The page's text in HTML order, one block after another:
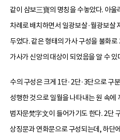
같이 삼보三寶의 명칭을 수놓았다. 아
차례로 배치하면서 일광보살·월광보살
두었다. 같은 형태의 가사 구성을 불화
가사가 신앙의 대상이 되었음을 알 수 있
수의 구성은 크게 1단·2단·3단으로 구
성행한 것으로 일월을 나타내는 원 속에
범자문梵字文이 들어가기도 한다. 2단
상징문과 연화문으로 구성되는데, 하